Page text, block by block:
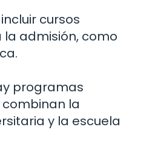
cursos
admisión, como
programas
la
y la escuela